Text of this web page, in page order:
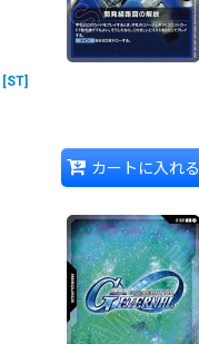
[ST]
カートに入れる